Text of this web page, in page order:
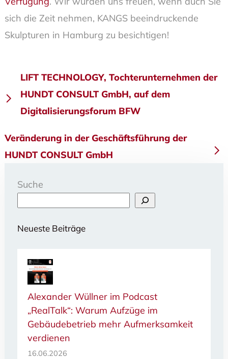
sich die Zeit nehmen, KANGS beeindruckende
Skulpturen in Hamburg zu besichtigen!
Beitragsnavigation
LIFT TECHNOLOGY, Tochterunternehmen der
HUNDT CONSULT GmbH, auf dem
Digitalisierungsforum BFW
Veränderung in der Geschäftsführung der
HUNDT CONSULT GmbH
Suche
Neueste Beiträge
Alexander Wüllner im Podcast
„RealTalk“: Warum Aufzüge im
Gebäudebetrieb mehr Aufmerksamkeit
verdienen
16.06.2026